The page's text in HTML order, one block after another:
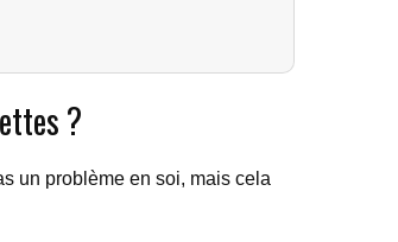
?
un problème en soi, mais cela